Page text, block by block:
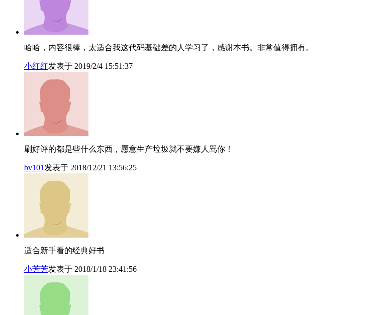
哈哈，内容很棒，太适合我这代码基础差的人学习了，感谢本书。非常值得拥有。
小红红发表于 2019/2/4 15:51:37
刷好评的都是些什么东西，愿意生产垃圾就不要嫌人骂你！
bv101 发表于 2018/12/21 13:56:25
适合新手看的经典好书
小芳芳发表于 2018/1/18 23:41:56